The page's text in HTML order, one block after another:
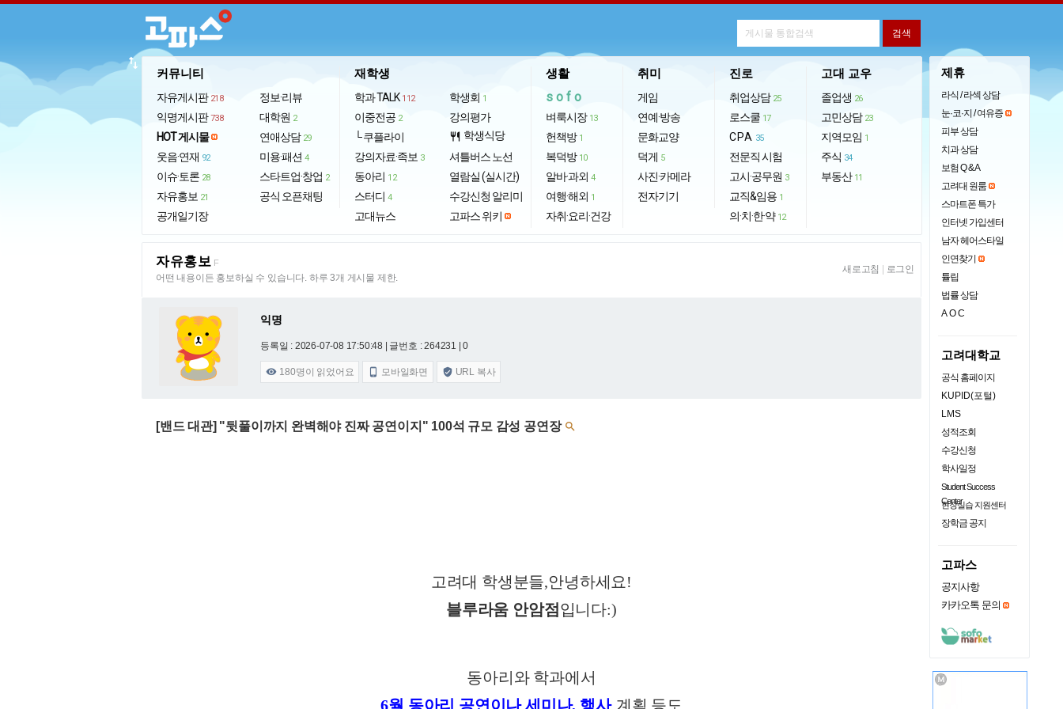
커뮤니티
자유게시판 218
익명게시판 738
HOT 게시물
웃음·연재 92
이슈·토론 28
자유홍보 21
공개일기장
정보·리뷰
대학원 2
연애상담 29
미용·패션 4
스타트업·창업 2
공식 오픈채팅
재학생
학과 TALK 112
이중전공 2
└ 쿠플라이
강의자료·족보 3
동아리 12
스터디 4
고대뉴스
학생회 1
강의평가
restaurant 학생식당
셔틀버스 노선
열람실 (실시간)
수강신청 알리미
고파스 위키
생활
sofo
벼룩시장 13
헌책방 1
복덕방 10
알바·과외 4
여행·해외 1
자취·요리·건강
취미
게임
연예·방송
문화교양
덕게 5
사진·카메라
전자기기
진로
취업상담 25
로스쿨 17
CPA 35
전문직 시험
고시·공무원 3
교직&임용 1
의·치·한·약 12
고대 교우
졸업생 26
고민상담 23
지역모임 1
주식 34
부동산 11
import_export
자유홍보 F
어떤 내용이든 홍보하실 수 있습니다. 하루 3개 게시물 제한.
새로고침 로그인
익명
등록일 : 2026-07-08 17:50:48 | 글번호 : 264231 | 0
 180명이 읽었어요  모바일화면  URL 복사
[밴드 대관] "뒷풀이까지 완벽해야 진짜 공연이지" 100석 규모 감성 공연장 
고려대 학생분들,안녕하세요 !
블루라움 안암점입니다:)
동아리와 학과에서
6월 동아리 공연이나 세미나, 행사 계획 등도
제휴
라식 / 라섹 상담
눈·코·지 / 여유증
피부 상담
치과 상담
보험 Q & A
고려대 원룸
스마트폰 특가
인터넷 가입센터
남자 헤어스타일
인연찾기
튤립
법률 상담
AOC
고려대학교
공식 홈페이지
KUPID(포털)
LMS
성적조회
수강신청
학사일정
Student Success
Center
현장실습 지원센터
장학금 공지
고파스
공지사항
카카오톡 문의